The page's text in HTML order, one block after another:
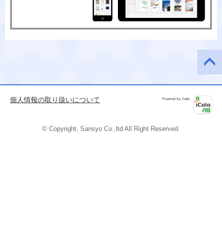
ージの
先頭へ
個人情報の取り扱いについて
© Copyright, Sansyo Co.,ltd All Right Reserved.
iCata